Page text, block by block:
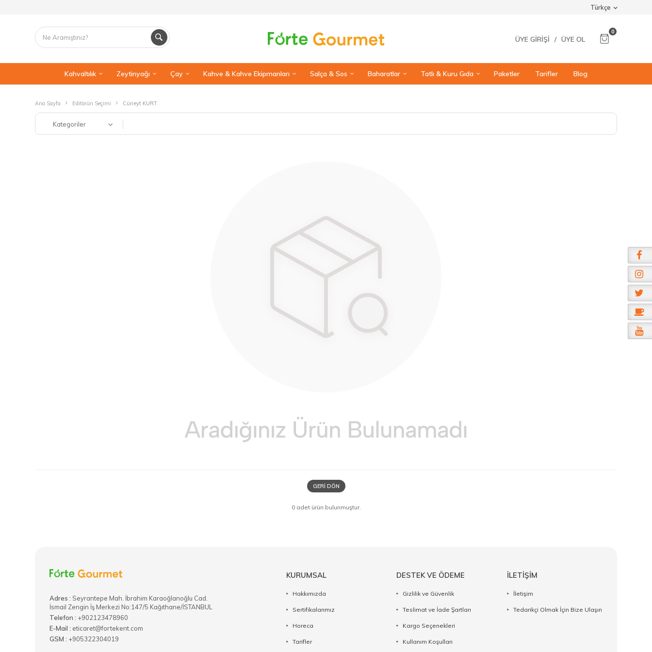
Türkçe
ÜYE GIRIŞI / ÜYE OL
0
Kahvaltılık Zeytinyağı Çay Kahve & Kahve Ekipmanları Salça & Sos Baharatlar Tatlı & Kuru Gıda Paketler Tarifler Blog
Ana Sayfa Editörün Seçimi Cüneyt KURT
Kategoriler
GERI DÖN
0 adet ürün bulunmuştur.
Adres : ​Seyrantepe Mah. İbrahim Karaoğlanoğlu Cad.
İsmail Zengin İş Merkezi No:147/5 Kağıthane/İSTANBUL
Telefon : +902123478960
E-Mail : eticaret@fortekent.com
GSM : +905322304019
KURUMSAL
Hakkımızda
Sertifikalarımız
Horeca
Tarifler
DESTEK VE ÖDEME
Gizlilik ve Güvenlik
Teslimat ve İade Şartları
Kargo Seçenekleri
Kullanım Koşulları
İLETİŞİM
İletişim
Tedarikçi Olmak İçin Bize Ulaşın